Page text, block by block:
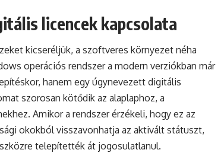
licencek kapcsolata
kicseréljük, a szoftveres környezet néha
operációs rendszer a modern verziókban már
hanem egy úgynevezett digitális
szorosan kötődik az alaplaphoz, a
Amikor a rendszer érzékeli, hogy ez az
okokból visszavonhatja az aktivált státuszt,
telepítették át jogosulatlanul.